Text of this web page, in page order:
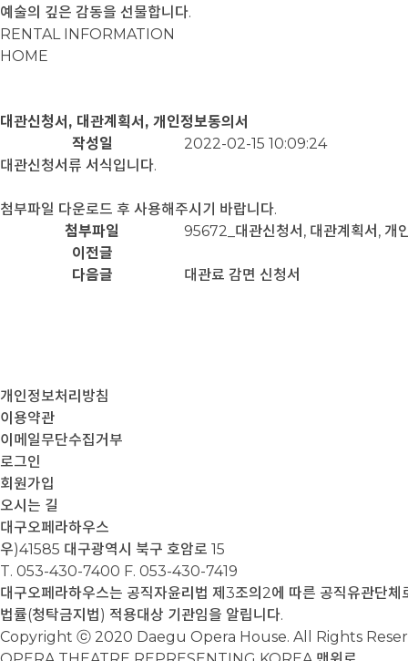
예술의 깊은 감동을 선물합니다.
RENTAL INFORMATION
HOME
대관신청서, 대관계획서, 개인정보동의서
작성일
2022-02-15 10:09:24
대관신청서류 서식입니다.
첨부파일 다운로드 후 사용해주시기 바랍니다.
첨부파일
95672_대관신청서, 대관계획서, 개
이전글
다음글
대관료 감면 신청서
개인정보처리방침
이용약관
이메일무단수집거부
로그인
회원가입
오시는 길
대구오페라하우스
우)41585 대구광역시 북구 호암로 15
T. 053-430-7400 F. 053-430-7419
대구오페라하우스는 공직자윤리법 제3조의2에 따른 공직유관단
법률(청탁금지법) 적용대상 기관임을 알립니다.
Copyright ⓒ 2020 Daegu Opera House. All Rights